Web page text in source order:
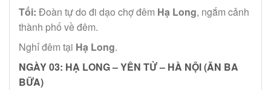
Tối: Đoàn tự do đi dạo chợ đêm Hạ Long, ngắm cảnh
thành phố về đêm.
Nghỉ đêm tại Hạ Long.
NGÀY 03: HẠ LONG – YÊN TỬ – HÀ NỘI(ĂN BA
BỮA)